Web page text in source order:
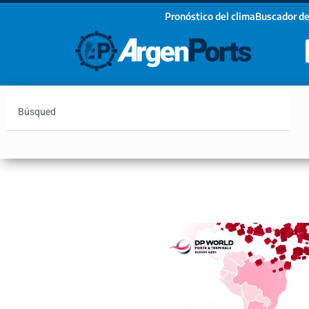
Pronóstico del climaBuscador
¡Sumate a nuestro Newsletter!
Email
Estoy de acuerdo con las condiciones y políticas